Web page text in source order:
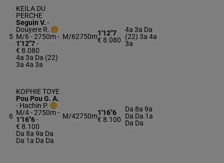
5
KEILA DU
PERCHE
Seguin V. -
Douyere R.
M/6 - 2750m-
1'12"7-
€ 8.080
4a 3a Da (22)
3a 4a 3a
M/62750m1'12"7
€ 8.080
4a 3a Da
(22) 3a 4a
3a
6
KOPHIE TOYE
Pou Pou G. A.
- Hachin P.
M/4 - 2750m-
1'16"6-
€ 8.100
Da 8a 9a Da
Da 1a Da Da
M/42750m1'16"6
€ 8.100
Da 8a 9a
Da Da 1a
Da Da